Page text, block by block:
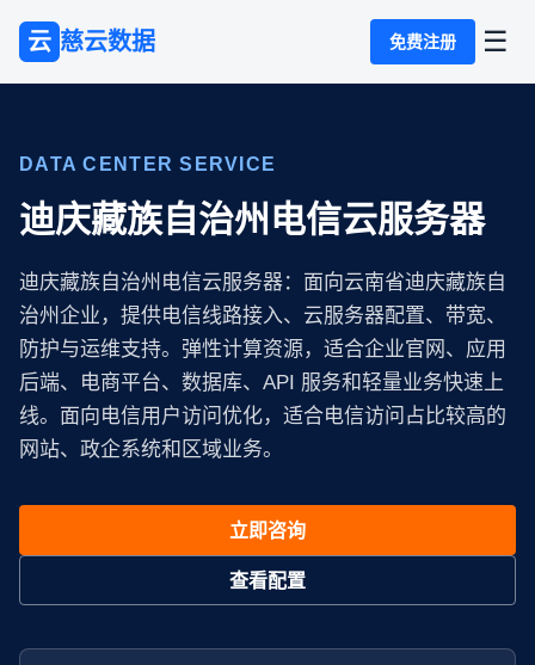
云 慈云数据 免费注册 ☰
DATA CENTER SERVICE
迪庆藏族自治州电信云服务器
迪庆藏族自治州电信云服务器：面向云南省迪庆藏族自
治州企业，提供电信线路接入、云服务器配置、带宽、
防护与运维支持。弹性计算资源，适合企业官网、应用
后端、电商平台、数据库、API 服务和轻量业务快速上
线。面向电信用户访问优化，适合电信访问占比较高的
网站、政企系统和区域业务。
立即咨询
查看配置